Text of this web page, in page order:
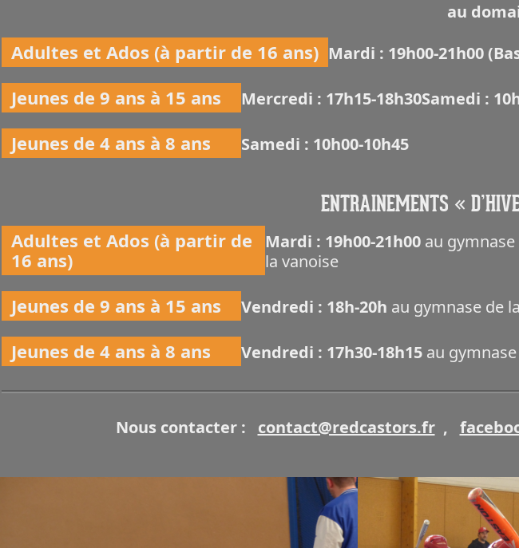
au
Adultes et Ados (à partir de 16 ans) Mardi : 19h00-21h00
Jeunes de 9 ans à 15 ans Mercredi : 17h15-18h30Samedi :
Jeunes de 4 ans à 8 ans Samedi : 10h00-10h45
ENTRAINEMENTS «
Adultes et Ados (à partir de
16 ans)
Mardi : 19h00-21h00 au gymnase
la vanoise
Jeunes de 9 ans à 15 ans Vendredi : 18h-20h au gymnase de
Jeunes de 4 ans à 8 ans Vendredi : 17h30-18h15 au
Nous contacter : contact@redcastors.fr ,